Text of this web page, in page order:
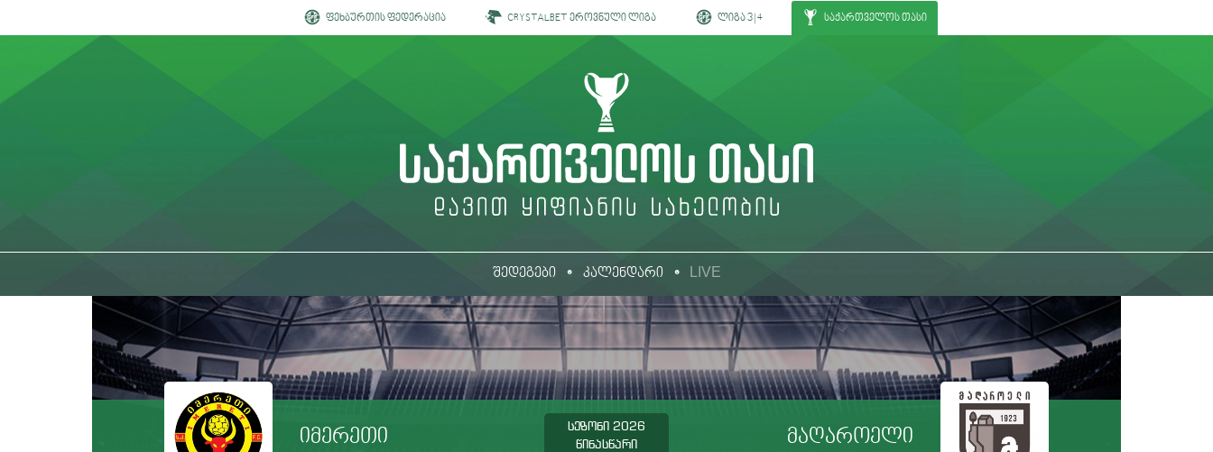
ფეხბურთის ფედერაცია CRYSTALBET ეროვნული ლიგა ლიგა 3 | 4 საქართველოს თასი
შედეგები კალენდარი LIVE
იმერეთი მაღაროელი
სეზონი 2026
წინასწარი